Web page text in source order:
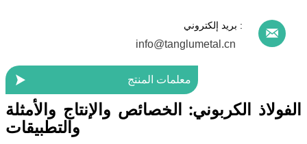
بريد إلكتروني :
info@tanglumetal.cn

 معلمات المنتج
الفولاذ الكربوني: الخصائص والإنتاج والأمثلة
والتطبيقات